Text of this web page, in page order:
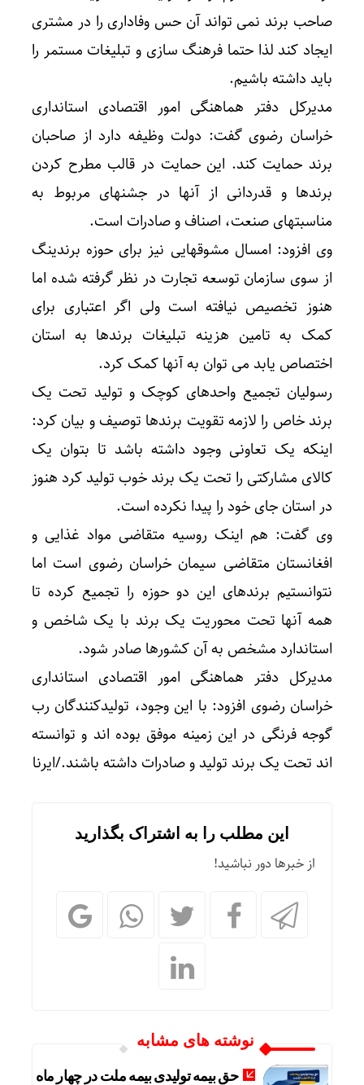
صاحب برند نمی تواند آن حس وفاداری را در مشتری
ایجاد کند لذا حتما فرهنگ سازی و تبلیغات مستمر را
باید داشته باشیم.
مدیرکل دفتر هماهنگی امور اقتصادی استانداری
خراسان رضوی گفت: دولت وظیفه دارد از صاحبان
برند حمایت کند. این حمایت در قالب مطرح کردن
برندها و قدردانی از آنها در جشنهای مربوط به
مناسبتهای صنعت، اصناف و صادرات است.
وی افزود: امسال مشوقهایی نیز برای حوزه برندینگ
از سوی سازمان توسعه تجارت در نظر گرفته شده اما
هنوز تخصیص نیافته است ولی اگر اعتباری برای
کمک به تامین هزینه تبلیغات برندها به استان
اختصاص یابد می توان به آنها کمک کرد.
رسولیان تجمیع واحدهای کوچک و تولید تحت یک
برند خاص را لازمه تقویت برندها توصیف و بیان کرد:
اینکه یک تعاونی وجود داشته باشد تا بتوان یک
کالای مشارکتی را تحت یک برند خوب تولید کرد هنوز
در استان جای خود را پیدا نکرده است.
وی گفت: هم اینک روسیه متقاضی مواد غذایی و
افغانستان متقاضی سیمان خراسان رضوی است اما
نتوانستیم برندهای این دو حوزه را تجمیع کرده تا
همه آنها تحت محوریت یک برند با یک شاخص و
استاندارد مشخص به آن کشورها صادر شود.
مدیرکل دفتر هماهنگی امور اقتصادی استانداری
خراسان رضوی افزود: با این وجود، تولیدکنندگان رب
گوجه فرنگی در این زمینه موفق بوده اند و توانسته
اند تحت یک برند تولید و صادرات داشته باشند./ایرنا
این مطلب را به اشتراک بگذارید
از خبرها دور نباشید!
نوشته های مشابه
حق بیمه تولیدی بیمه ملت در چهار ماه